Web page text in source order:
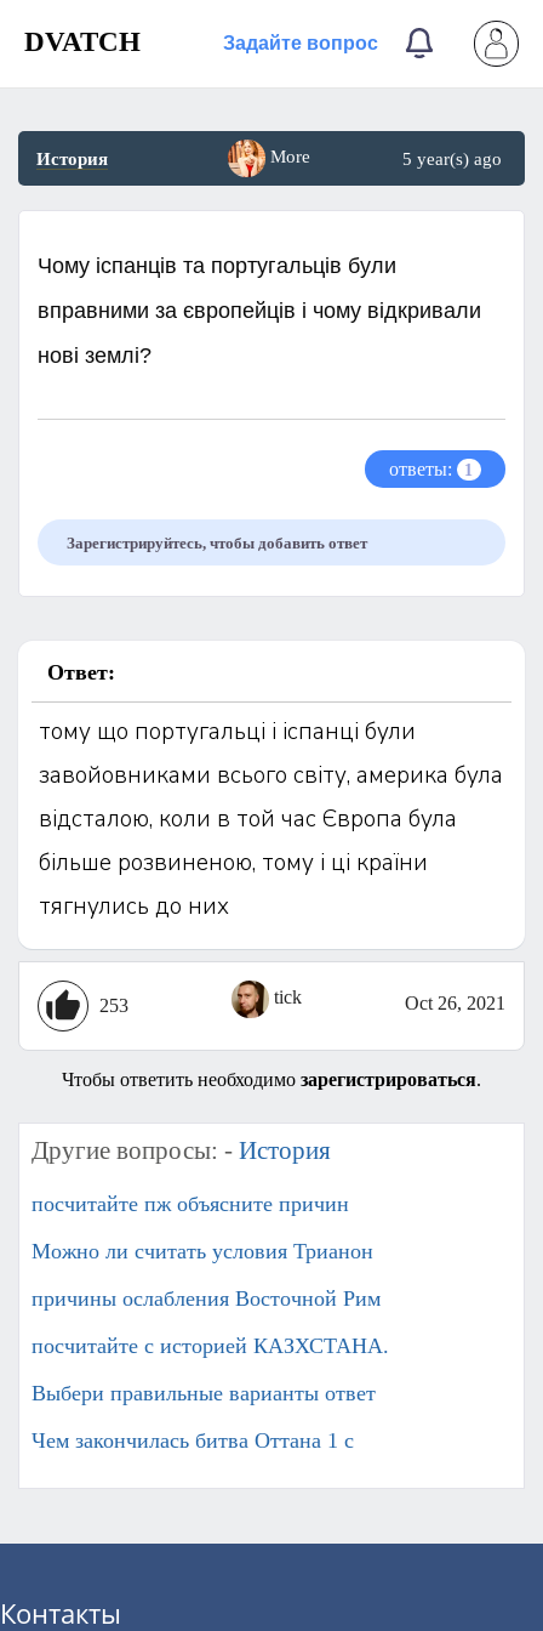
DVATCH Задайте вопрос
История More 5 year(s) ago
Чому іспанців та португальців були
вправними за європейців і чому відкривали
нові землі?
ответы: 1
Зарегистрируйтесь, чтобы добавить ответ
Ответ:
тому що португальці і іспанці були
завойовниками всього світу, америка була
відсталою, коли в той час Європа була
більше розвиненою, тому і ці країни
тягнулись до них
253 tick Oct 26, 2021
Чтобы ответить необходимо зарегистрироваться.
Другие вопросы: - История
посчитайте пж объясните причин
Можно ли считать условия Трианон
причины ослабления Восточной Рим
посчитайте с историей КАЗХСТАНА.
Выбери правильные варианты ответ
Чем закончилась битва Оттана 1 с
Контакты